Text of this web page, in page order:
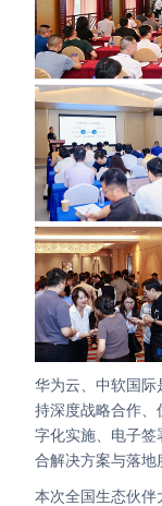
Partnerships
About Us
华为云、中软国际是契约锁重要的战略合作伙伴，三方长期保
持深度战略合作、
字化实施、电子签
合解决方案与落地
本次全国生态伙伴大会的启动，正是三方持续深化生态协同、